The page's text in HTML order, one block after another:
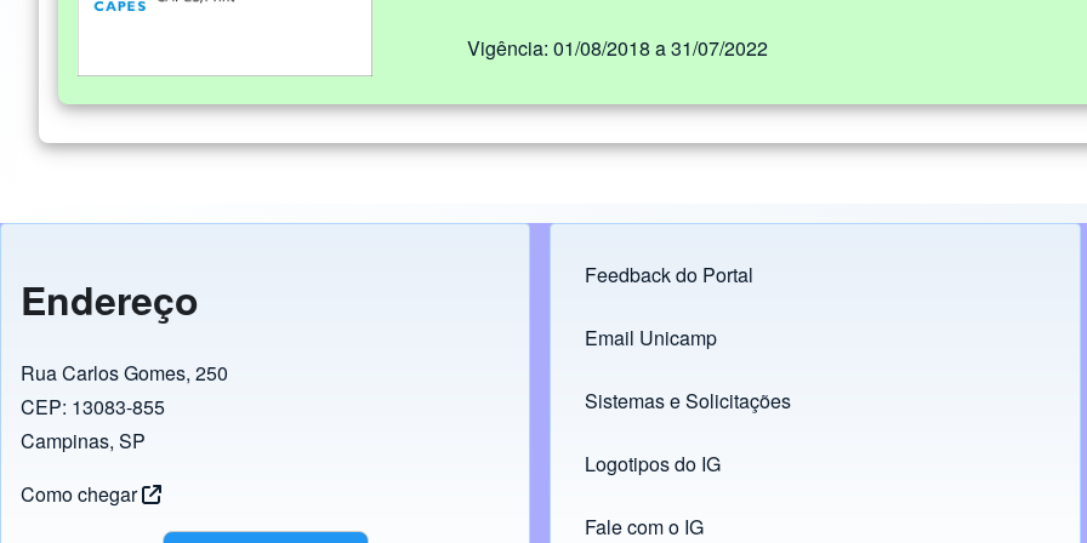
Vigência: 01/08/2018 a 31/07/2022
Endereço
Rua Carlos Gomes, 250
CEP: 13083-855
Campinas, SP
Como chegar
Footer menu
Feedback do Portal
Links
Email Unicamp
(opens in new tab)
Sistemas e Solicitações
(opens in new tab)
Logotipos do IG
(opens in new tab)
Fale com o IG